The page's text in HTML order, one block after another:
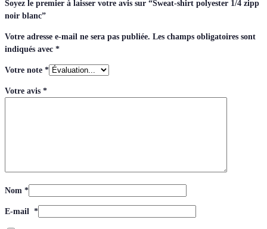
Soyez le premier à laisser votre avis sur “Sweat-shirt polyester 1/4 zipp
noir blanc”
Votre adresse e-mail ne sera pas publiée. Les champs obligatoires sont
indiqués avec *
Votre note *
Votre avis *
Nom *
E-mail *